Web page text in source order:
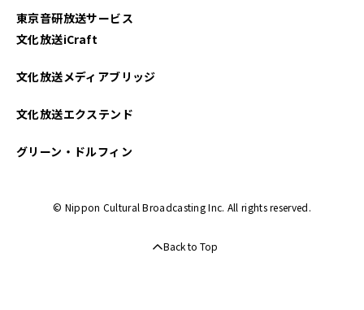
2022年03月
東京音研放送サービス
文化放送iCraft
文化放送メディアブリッジ
文化放送エクステンド
グリーン・ドルフィン
© Nippon Cultural Broadcasting Inc. All rights reserved.
Back to Top